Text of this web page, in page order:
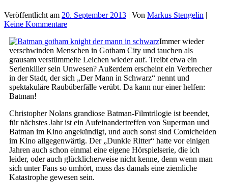
Veröffentlicht am 20. September 2013 | Von Markus Stengelin |
Keine Kommentare
Immer wieder
verschwinden Menschen in Gotham City und tauchen als
grausam verstümmelte Leichen wieder auf. Treibt etwa ein
Serienkiller sein Unwesen? Außerdem erscheint ein Verbrecher
in der Stadt, der sich „Der Mann in Schwarz“ nennt und
spektakuläre Raubüberfälle verübt. Da kann nur einer helfen:
Batman!
Christopher Nolans grandiose Batman-Filmtrilogie ist beendet,
für nächstes Jahr ist ein Aufeinandertreffen von Superman und
Batman im Kino angekündigt, und auch sonst sind Comichelden
im Kino allgegenwärtig. Der „Dunkle Ritter“ hatte vor einigen
Jahren auch schon einmal eine eigene Hörspielserie, die ich
leider, oder auch glücklicherweise nicht kenne, denn wenn man
sich unter Fans so umhört, muss das damals eine ziemliche
Katastrophe gewesen sein.